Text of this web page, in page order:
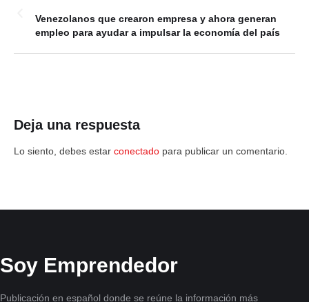
Venezolanos que crearon empresa y ahora generan
empleo para ayudar a impulsar la economía del país
Deja una respuesta
Lo siento, debes estar conectado para publicar un comentario.
Soy Emprendedor
Publicación en español donde se reúne la información más